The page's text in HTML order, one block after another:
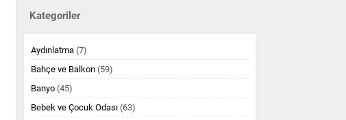
Kategoriler
Aydınlatma (7)
Bahçe ve Balkon (59)
Banyo (45)
Bebek ve Çocuk Odası (63)